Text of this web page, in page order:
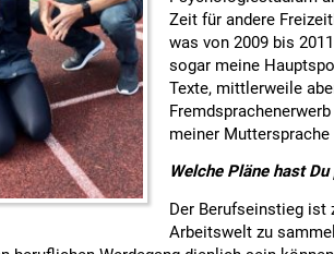
Zeit für andere
was von 2009 bis
sogar meine
Texte, mittlerweile
meiner
Welche Pläne hast
Der Berufseinstieg ist
Arbeitswelt zu